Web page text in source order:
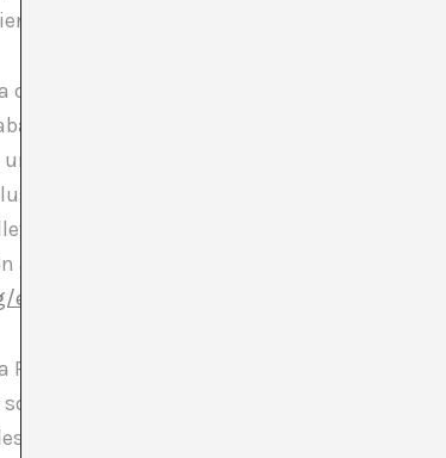
de la vida y que convive con el mundo del
on line al curador se puede leer: “Están
la memoria, el lenguaje, la utopía de lo
límite, un paraguas que abriga un
de esta discusión, como meras
una cantidad extraordinaria de
argentina va a ser muy destacada”
news/2010/03/
Farias de marzo pasado en la Fundación
todo en la obra de Jacoby. El
como grupales (Tucumán Arde, Revista